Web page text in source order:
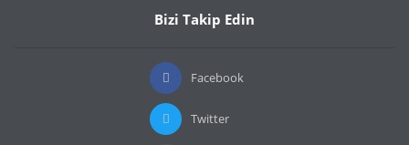
Bizi Takip Edin
Facebook
Twitter